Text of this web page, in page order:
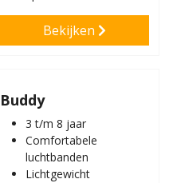
Bekijken
Buddy
3 t/m 8 jaar
Comfortabele
luchtbanden
Lichtgewicht